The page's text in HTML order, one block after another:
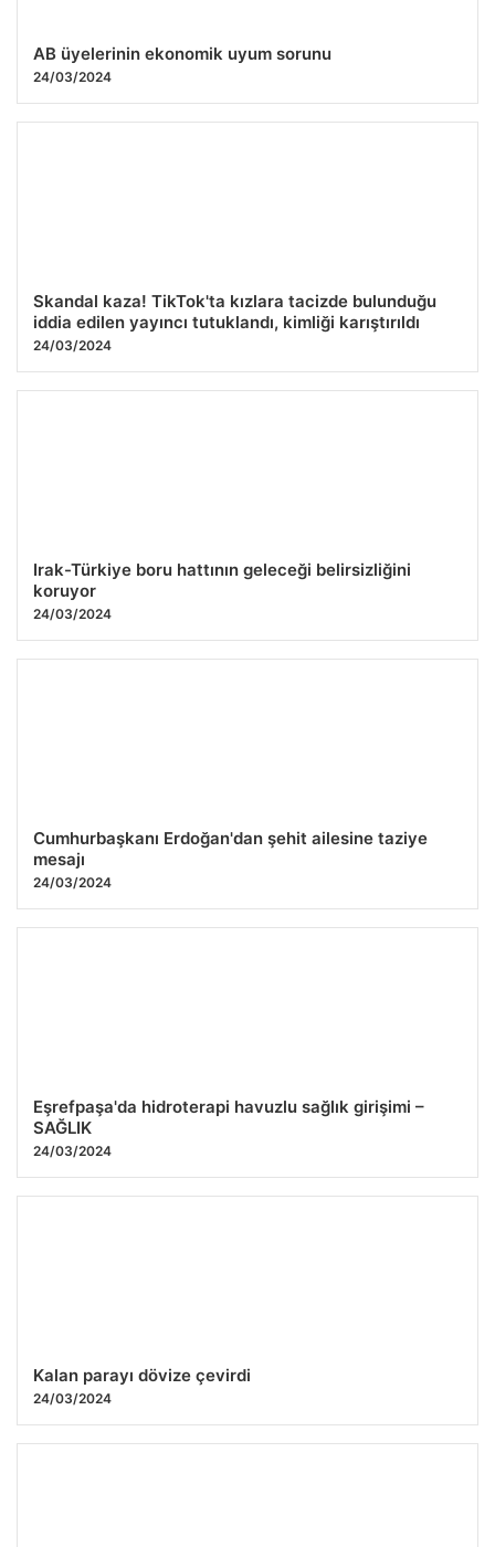
AB üyelerinin ekonomik uyum sorunu
24/03/2024
Skandal kaza! TikTok'ta kızlara tacizde bulunduğu
iddia edilen yayıncı tutuklandı, kimliği karıştırıldı
24/03/2024
Irak-Türkiye boru hattının geleceği belirsizliğini
koruyor
24/03/2024
Cumhurbaşkanı Erdoğan'dan şehit ailesine taziye
mesajı
24/03/2024
Eşrefpaşa'da hidroterapi havuzlu sağlık girişimi –
SAĞLIK
24/03/2024
Kalan parayı dövize çevirdi
24/03/2024